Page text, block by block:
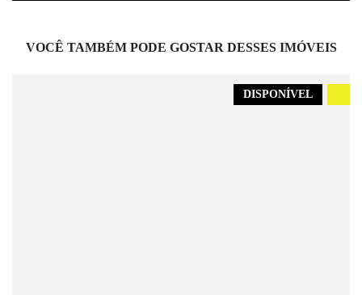
VOCÊ TAMBÉM PODE GOSTAR DESSES IMÓVEIS
DISPONÍVEL